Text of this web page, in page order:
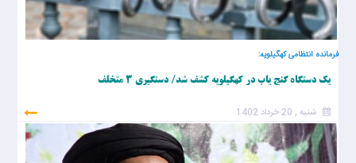
فرمانده انتظامی کهگیلویه:
یک دستگاه گنج یاب در کهگیلویه کشف شد/ دستگیری ۳ متخلف
شنبه , 20 خرداد 1402